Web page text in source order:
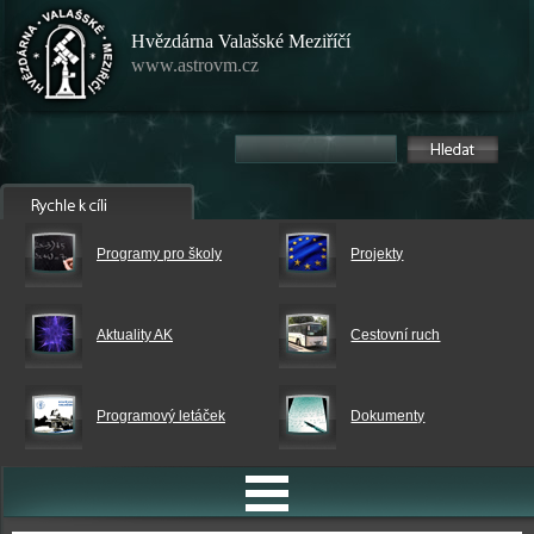
Hvězdárna Valašské Meziříčí
www.astrovm.cz
Programy pro školy Projekty
Aktuality AK Cestovní ruch
Programový letáček Dokumenty